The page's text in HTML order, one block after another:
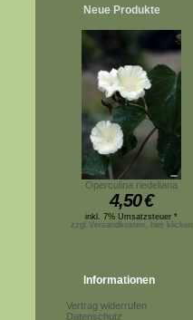
Neue Produkte
Operculina riedeliana
4,50€
inkl. 7% Umsatzsteuer *
zzgl.Versandkosten, hier klicken
Informationen
Vertrag widerrufen
Datenschutz